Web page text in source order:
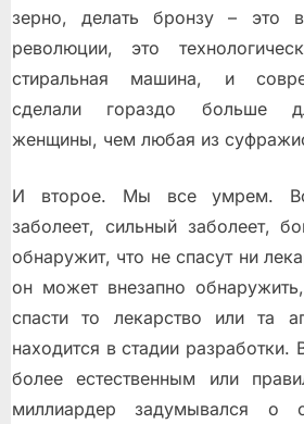
зерно, делать бронзу – это
революции, это
стиральная машина, и
сделали гораздо больше
женщины, чем любая из
И второе. Мы все умрем.
заболеет, сильный заболеет,
обнаружит, что не спасут ни
он может внезапно
спасти то лекарство или та
находится в стадии
более естественным или
миллиардер задумывался о